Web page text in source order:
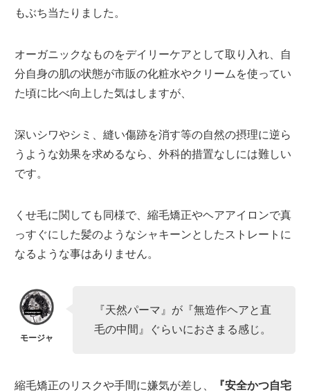
もぶち当たりました。
オーガニックなものをデイリーケアとして取り入れ、自
分自身の肌の状態が市販の化粧水やクリームを使ってい
た頃に比べ向上した気はしますが、
深いシワやシミ、縫い傷跡を消す等の自然の摂理に逆ら
うような効果を求めるなら、外科的措置なしには難しい
です。
くせ毛に関しても同様で、縮毛矯正やヘアアイロンで真
っすぐにした髪のようなシャキーンとしたストレートに
なるような事はありません。
『天然パーマ』が『無造作ヘアと直
毛の中間』ぐらいにおさまる感じ。
縮毛矯正のリスクや手間に嫌気が差し、
『安全かつ自宅